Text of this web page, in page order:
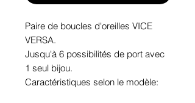
Paire de boucles d'oreilles VICE
VERSA.
Jusqu'à 6 possibilités de port avec
1 seul bijou.
Caractéristiques selon le modèle: